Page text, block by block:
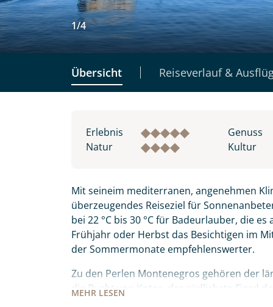
1/4
Übersicht Reiseverlauf &
Erlebnis Genuss
Natur
Kultur
MEHR LESEN
Mit seineim mediterranen, angenehmen
überzeugendes Reiseziel für
bei 22 °C bis 30 °C für Badeurlauber, die
Frühjahr oder Herbst das Besichtigen im
der Sommermonate empfehlenswerter.
Zu den Perlen Montenegros gehören der
die Bucht von Kotor, der südlichste Fjord